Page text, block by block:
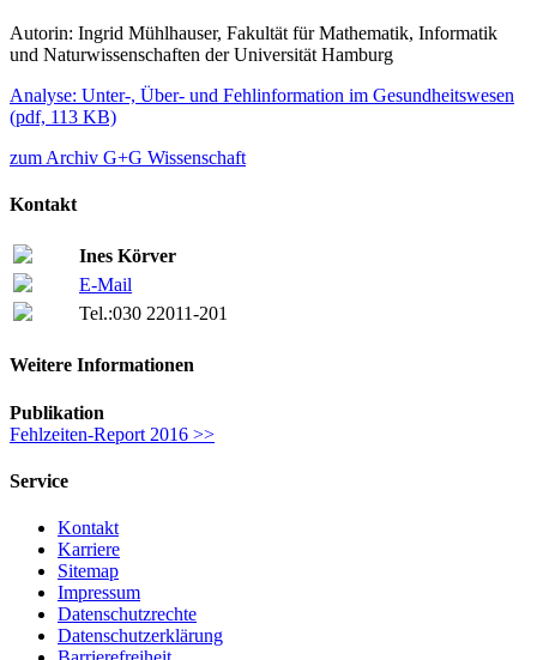
Autorin: Ingrid Mühlhauser, Fakultät für Mathematik, Informatik
und Naturwissenschaften der Universität Hamburg
Analyse: Unter-, Über- und Fehlinformation im Gesundheitswesen
(pdf, 113 KB)
zum Archiv G+G Wissenschaft
Kontakt
Ines Körver
E-Mail
Tel.:030 22011-201
Weitere Informationen
Publikation
Fehlzeiten-Report 2016 >>
Service
Kontakt
Karriere
Sitemap
Impressum
Datenschutzrechte
Datenschutzerklärung